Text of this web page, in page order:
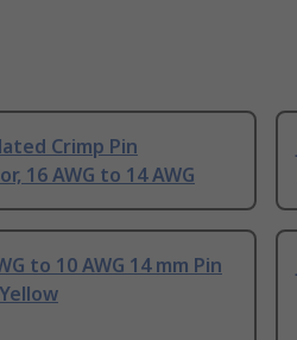
Crimp Pin
16 AWG to 14 AWG
to 10 AWG 14 mm Pin